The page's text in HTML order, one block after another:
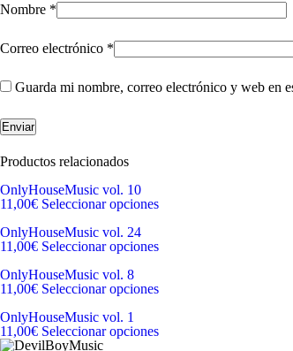
Nombre *
Correo electrónico *
Guarda mi nombre, correo electrónico y web en
Productos relacionados
OnlyHouseMusic vol. 10
11,00€ Seleccionar opciones
OnlyHouseMusic vol. 24
11,00€ Seleccionar opciones
OnlyHouseMusic vol. 8
11,00€ Seleccionar opciones
OnlyHouseMusic vol. 1
11,00€ Seleccionar opciones